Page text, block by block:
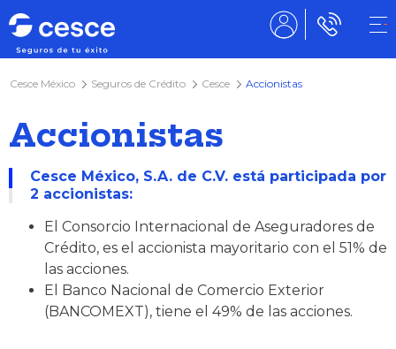
Cesce México Seguros de Crédito Cesce Accionistas
Accionistas
Cesce México, S.A. de C.V. está participada por
2 accionistas:
El Consorcio Internacional de Aseguradores de
Crédito, es el accionista mayoritario con el 51% de
las acciones.
El Banco Nacional de Comercio Exterior
(BANCOMEXT), tiene el 49% de las acciones.